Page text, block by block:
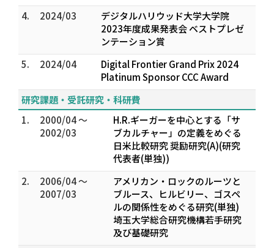
4.
2024/03
デジタルハリウッド大学大学院
2023年度成果発表会 ベストプレゼ
ンテーション賞
5.
2024/04
Digital Frontier Grand Prix 2024
Platinum Sponsor CCC Award
研究課題・受託研究・科研費
1.
2000/04 ～
2002/03
H.R.ギーガーを中心とする「サ
ブカルチャー」の定義をめぐる
日米比較研究 奨励研究(A)(研究
代表者(単独))
2.
2006/04 ～
2007/03
アメリカン・ロックのルーツと
ブルース、ヒルビリー、ゴスペ
ルの関係性をめぐる研究(単独)
埼玉大学総合研究機構若手研究
及び基礎研究